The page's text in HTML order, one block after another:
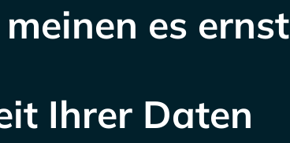
es ernst
Ihrer Daten